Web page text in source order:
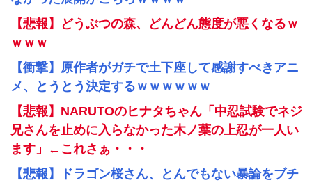
【悲報】どうぶつの森、どんどん態度が悪くなるｗ
ｗｗｗ
【衝撃】原作者がガチで土下座して感謝すべきアニ
メ、とうとう決定するｗｗｗｗｗｗ
【悲報】NARUTOのヒナタちゃん「中忍試験でネジ
兄さんを止めに入らなかった木ノ葉の上忍が一人い
ます」←これさぁ・・・
【悲報】ドラゴン桜さん、とんでもない暴論をブチ